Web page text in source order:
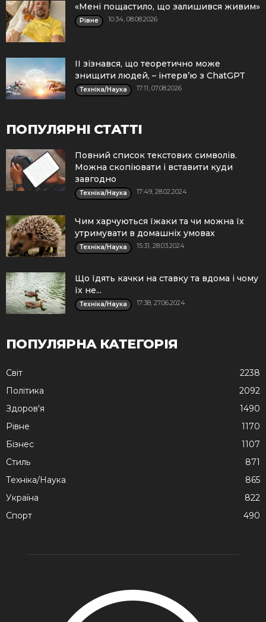
«Мені пощастило, що залишився живим»
Рівне 10:34, 08.08.2026
ІІ зізнався, що теоретично може
знищити людей, – інтерв’ю з ChatGPT
Техніка/Наука 17:11, 07.08.2026
ПОПУЛЯРНІ СТАТТІ
Повний список текстових символів.
Можна скопіювати і вставити куди
завгодно
Техніка/Наука 17:49, 28.02.2024
Чим харчуються їжаки та чи можна їх
утримувати в домашніх умовах
Техніка/Наука 15:31, 28.03.2024
Що їдять качки на ставку та вдома і чому
їх не...
Техніка/Наука 17:38, 27.06.2024
ПОПУЛЯРНА КАТЕГОРІЯ
Cвіт
2238
Політика
2092
Здоров'я
1490
Рівне
1170
Бізнес
1107
Стиль
871
Техніка/Наука
865
Україна
822
Спорт
490